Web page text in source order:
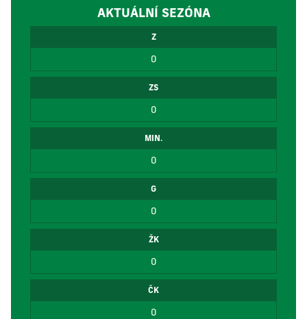
AKTUÁLNÍ SEZÓNA
Z
0
ZS
0
MIN.
0
G
0
ŽK
0
ČK
0